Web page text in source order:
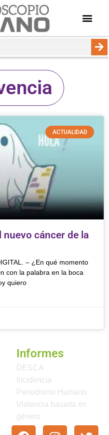
ACTUALIDAD
cáncer de la
– ¿En qué momento
con la palabra en la boca
quiero
Informes
DESCA
Incidencia
Periodismo Humano
Violencia basada en
género